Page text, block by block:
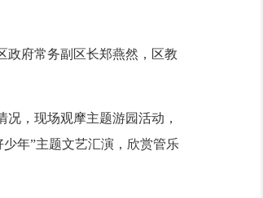
府常务副区长郑燕然，区教
，现场观摩主题游园活动，
年”主题文艺汇演，欣赏管乐